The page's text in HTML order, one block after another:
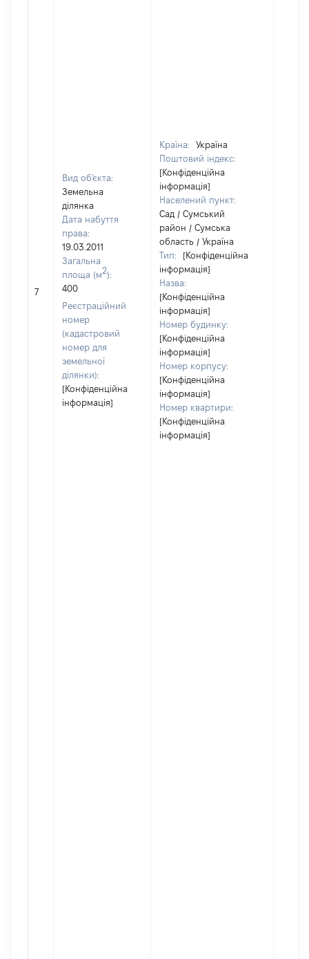
7
Вид об'єкта:
Земельна
ділянка
Дата набуття
права:
19.03.2011
Загальна
площа (м2):
400
Реєстраційний
номер
(кадастровий
номер для
земельної
ділянки):
[Конфіденційна
інформація]
Країна:
Україна
Поштовий індекс:
[Конфіденційна
інформація]
Населений пункт:
Сад / Сумський
район / Сумська
область / Україна
Тип:
[Конфіденційна
інформація]
Назва:
[Конфіденційна
інформація]
Номер будинку:
[Конфіденційна
інформація]
Номер корпусу:
[Конфіденційна
інформація]
Номер квартири:
[Конфіденційна
інформація]